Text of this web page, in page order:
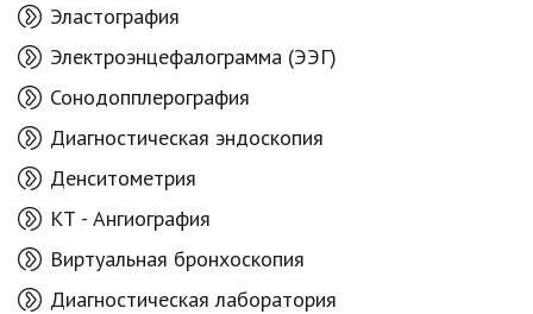
Эластография
Электроэнцефалограмма (ЭЭГ)
Сонодопплерография
Диагностическая эндоскопия
Денситометрия
КТ - Aнгиография
Виртуальная бронхоскопия
Диагностическая лаборатория